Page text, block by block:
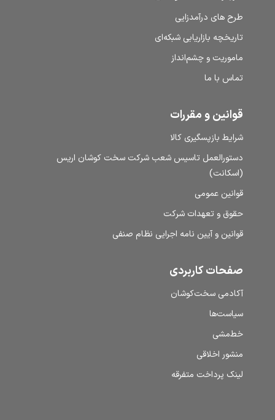
طرح‌ های درآمدزایی
تاریخچه بازاریابی شبکه‌ای
ماموریت و چشم‌انداز
تماس با ما
قوانین و مقررات
شرایط بازپسگیری کالا
دستورالعمل تاسیس شعب شرکت سخت کوشان اریس
(اسکانت)
قوانین عمومی
حقوق و تعهدات شرکت
قوانین و آیین نامه اجرایی نظام صنفی
صفحات کاربردی
آکادمی سخت‌کوشان
سیاست‌ها
خط‌مشی
منشور اخلاقی
لینک پرداخت متفرقه